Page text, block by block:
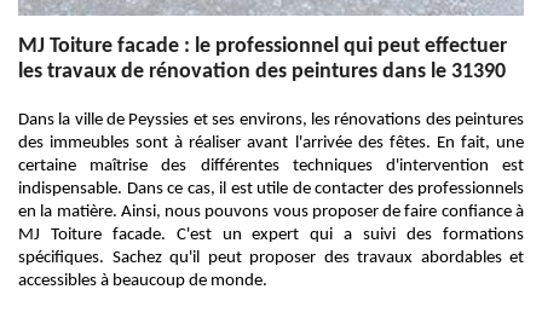
MJ Toiture facade : le professionnel qui peut effectuer
les travaux de rénovation des peintures dans le 31390
Dans la ville de Peyssies et ses environs, les rénovations des peintures
des immeubles sont à réaliser avant l'arrivée des fêtes. En fait, une
certaine maîtrise des différentes techniques d'intervention est
indispensable. Dans ce cas, il est utile de contacter des professionnels
en la matière. Ainsi, nous pouvons vous proposer de faire confiance à
MJ Toiture facade. C'est un expert qui a suivi des formations
spécifiques. Sachez qu'il peut proposer des travaux abordables et
accessibles à beaucoup de monde.